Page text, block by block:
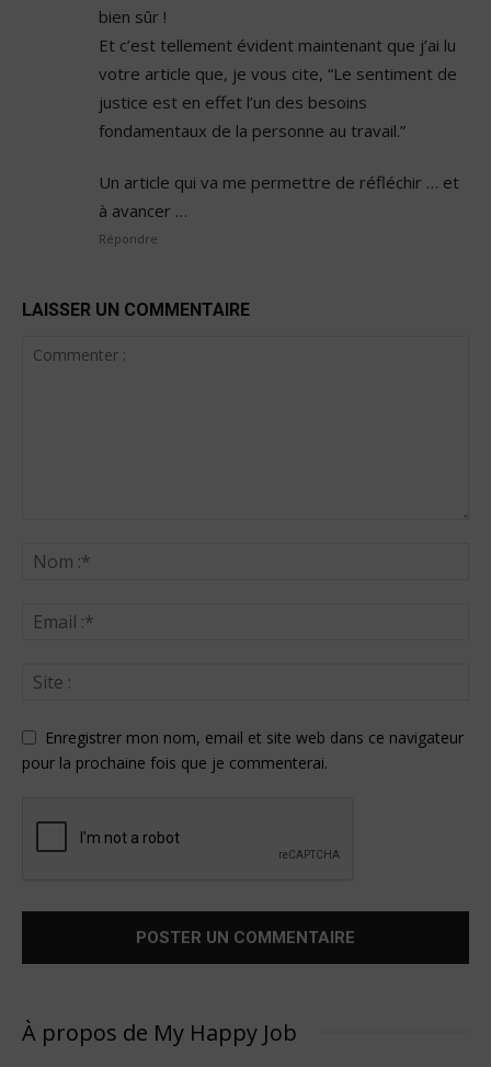
bien sûr !
Et c’est tellement évident maintenant que j’ai lu
votre article que, je vous cite, “Le sentiment de
justice est en effet l’un des besoins
fondamentaux de la personne au travail.”
Un article qui va me permettre de réfléchir … et
à avancer …
Répondre
LAISSER UN COMMENTAIRE
Enregistrer mon nom, email et site web dans ce navigateur
pour la prochaine fois que je commenterai.
À propos de My Happy Job